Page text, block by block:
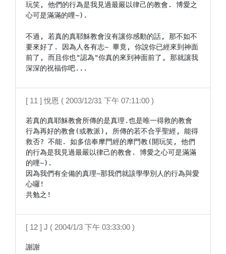
玩笑, 他們的行為是我見過最嚴以律己的教會. 博愛之
心可是滿滿的哩~).
不過, 若真的真耶穌教會沒有讓你感動的話, 那不如不
要來好了. 因為人各有志~ 畢竟, 你說你已經來到神面
前了, 而且你也"認為"你真的來到神面前了, 那就讓我
[ 11 ] 悅恩 ( 2003/12/31 下午 07:11:00 )
若真的真耶穌教會所傳的是真理.也是唯一得救的教會
行為再好的教會(或教派), 所傳的若不合乎聖經, 能得
救否? 不能. 如多信奉摩門經的摩門教(開玩笑, 他們
的行為是我見過最嚴以律己的教會. 博愛之心可是滿滿
的哩~).
因為我們有全備的真理~那我們就該學學別人的行為與愛
心囉!
[ 12 ] J ( 2004/1/3 下午 03:33:00 )
謝謝